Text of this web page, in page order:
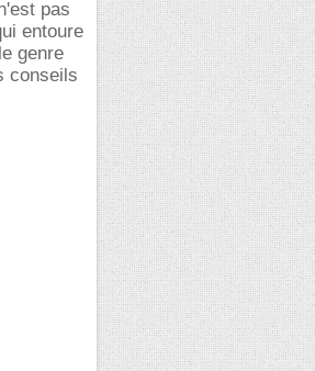
pas
entoure
genre
conseils